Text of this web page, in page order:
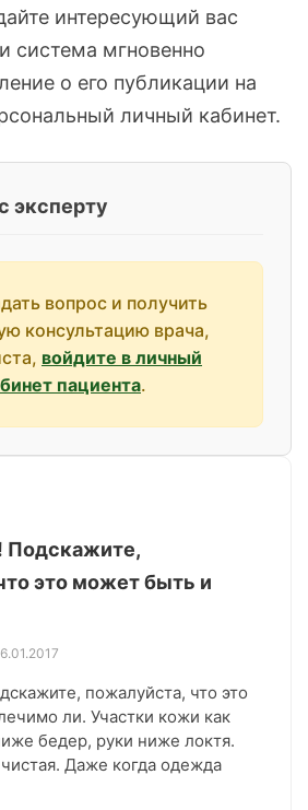
интересующий вас
система мгновенно
о его публикации на
личный кабинет.
эксперту
вопрос и получить
консультацию врача,
войдите в личный
пациента.
Подскажите,
это может быть и
пожалуйста, что это
ли. Участки кожи как
бедер, руки ниже локтя.
Даже когда одежда